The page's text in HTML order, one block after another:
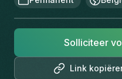
Link
Solliciteer